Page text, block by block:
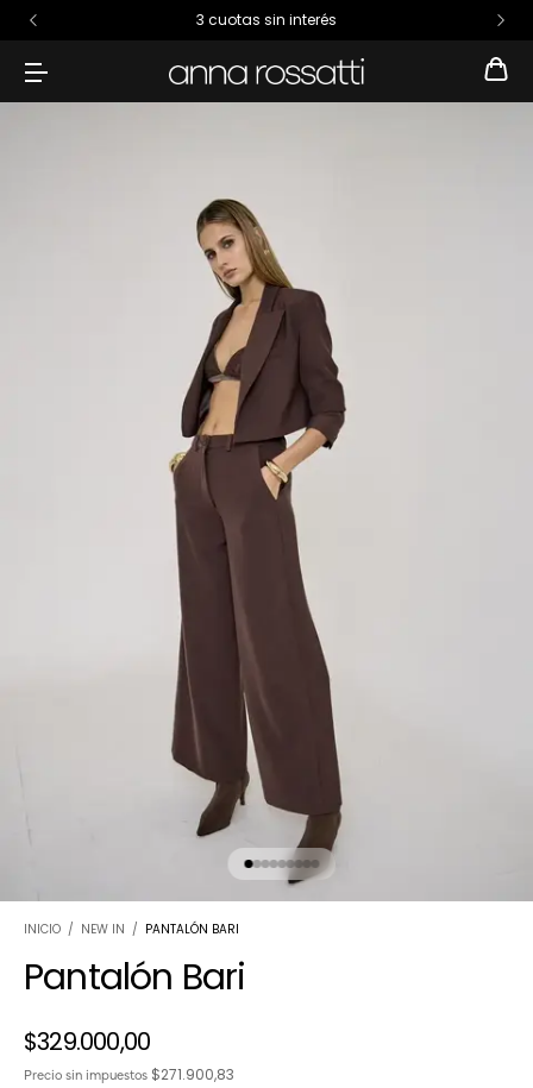
3 cuotas sin interés
INICIO / NEW IN / PANTALÓN BARI
Pantalón Bari
$329.000,00
Precio sin impuestos $271.900,83